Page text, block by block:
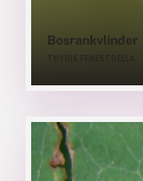
Bosrankvlinder